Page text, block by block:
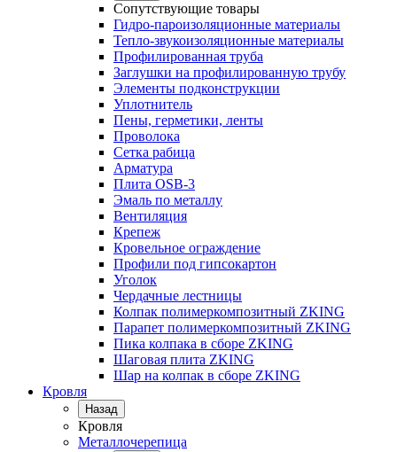
Сопутствующие товары
Гидро-пароизоляционные материалы
Тепло-звукоизоляционные материалы
Профилированная труба
Заглушки на профилированную трубу
Элементы подконструкции
Уплотнитель
Пены, герметики, ленты
Проволока
Сетка рабица
Арматура
Плита OSB-3
Эмаль по металлу
Вентиляция
Крепеж
Кровельное ограждение
Профили под гипсокартон
Уголок
Чердачные лестницы
Колпак полимеркомпозитный ZKING
Парапет полимеркомпозитный ZKING
Пика колпака в сборе ZKING
Шаговая плита ZKING
Шар на колпак в сборе ZKING
Кровля
Назад
Кровля
Металлочерепица